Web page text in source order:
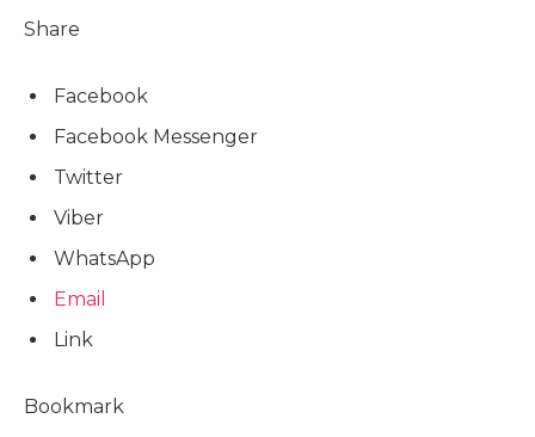
Share
Facebook
Facebook Messenger
Twitter
Viber
WhatsApp
Email
Link
Bookmark